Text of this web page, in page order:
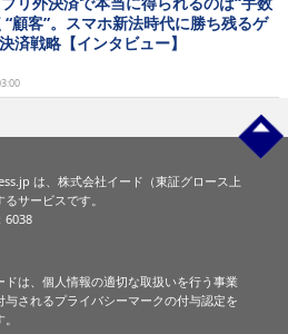
“顧客”。スマホ新法時代に勝ち残るゲ
済戦略【インタビュー】
は、株式会社イード（東証グロース上
サービスです。
6038
ドは、個人情報の適切な取扱いを行う事業
与されるプライバシーマークの付与認定を